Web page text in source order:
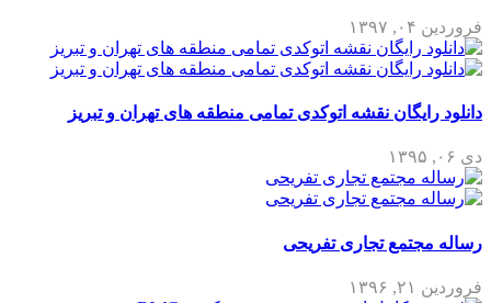
فروردین ۰۴, ۱۳۹۷
دانلود رایگان نقشه اتوکدی تمامی منطقه های تهران و تبریز
دی ۰۶, ۱۳۹۵
رساله مجتمع تجاری تفریحی
فروردین ۲۱, ۱۳۹۶